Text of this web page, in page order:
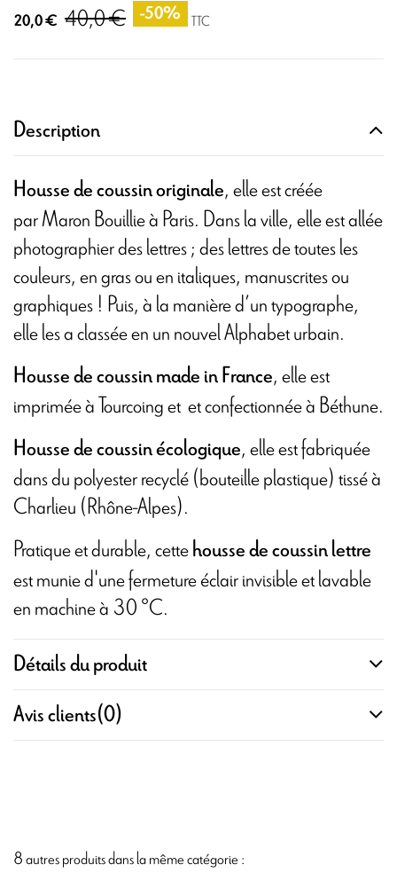
20,0 € 40,0 € -50% TTC
Description
Housse de coussin originale, elle est créée
par Maron Bouillie à Paris. Dans la ville, elle est allée
photographier des lettres ; des lettres de toutes les
couleurs, en gras ou en italiques, manuscrites ou
graphiques ! Puis, à la manière d’un typographe,
elle les a classée en un nouvel Alphabet urbain.
Housse de coussin made in France, elle est
imprimée à Tourcoing et et confectionnée à Béthune.
Housse de coussin écologique, elle est fabriquée
dans du polyester recyclé (bouteille plastique) tissé à
Charlieu (Rhône-Alpes).
Pratique et durable, cettehousse de coussin lettre
est munie d'une fermeture éclair invisible et lavable
en machine à 30 °C.
Détails du produit
Avis clients(0)
8 autres produits dans la même catégorie :